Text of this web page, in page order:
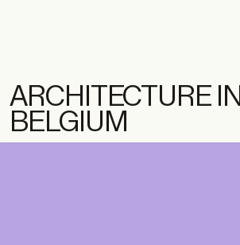
ARCHITECTURE IN
BELGIUM